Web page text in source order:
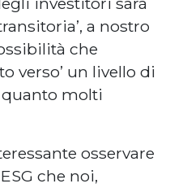
a nostro
che
verso’ un livello di
molti
osservare
che noi,